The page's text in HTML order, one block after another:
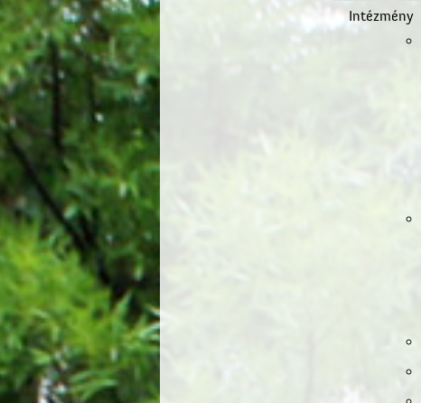
Intézmény